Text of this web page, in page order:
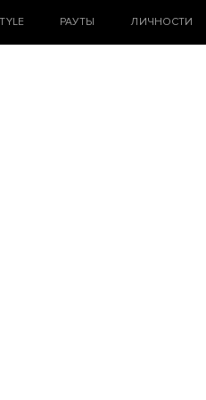
РАУТЫ ЛИЧНОСТИ